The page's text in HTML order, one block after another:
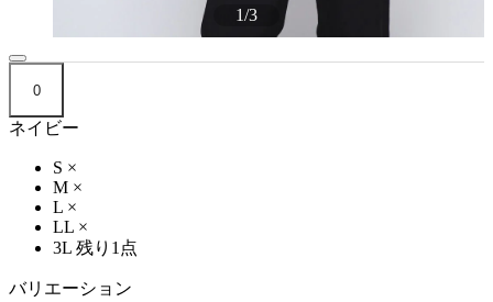
1/3
0
ネイビー
S ×
M ×
L ×
LL ×
3L 残り1点
バリエーション